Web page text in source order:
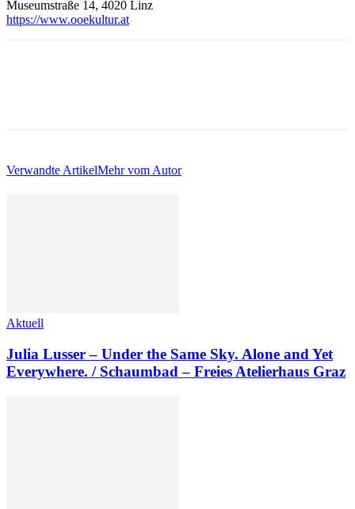
Museumstraße 14, 4020 Linz
https://www.ooekultur.at
Verwandte ArtikelMehr vom Autor
Aktuell
Julia Lusser – Under the Same Sky. Alone and Yet
Everywhere. / Schaumbad – Freies Atelierhaus Graz